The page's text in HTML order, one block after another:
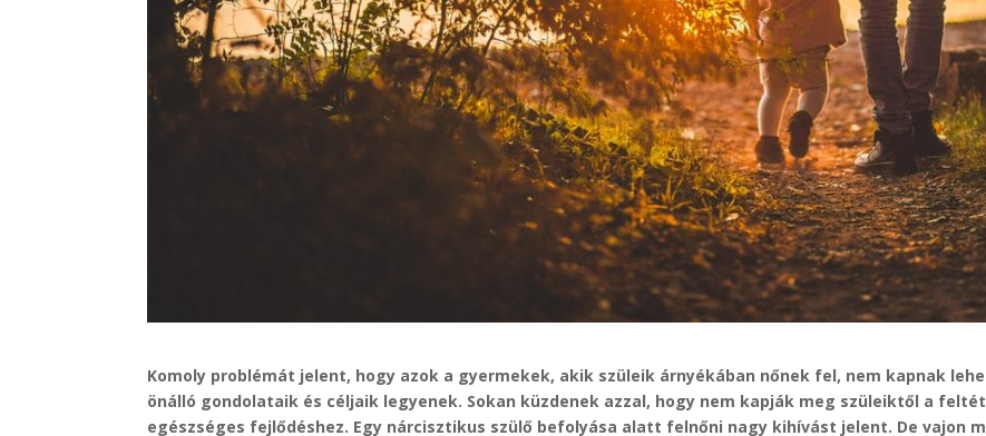
Komoly problémát jelent, hogy azok a gyermekek, akik szüleik árnyékában nőnek fel, nem kapnak
önálló gondolataik és céljaik legyenek. Sokan küzdenek azzal, hogy nem kapják meg szüleiktől a
egészséges fejlődéshez. Egy nárcisztikus szülő befolyása alatt felnőni nagy kihívást jelent. De vajon